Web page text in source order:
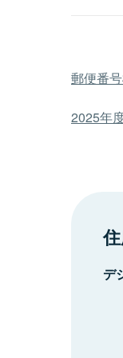
郵便番
2025年
デ